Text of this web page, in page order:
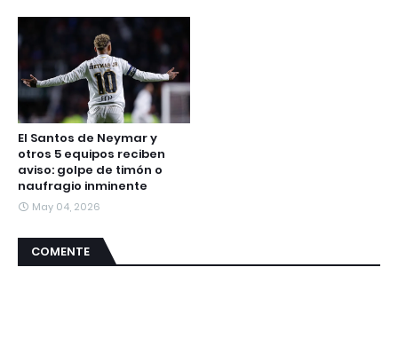
El Santos de Neymar y
otros 5 equipos reciben
aviso: golpe de timón o
naufragio inminente
May 04, 2026
COMENTE